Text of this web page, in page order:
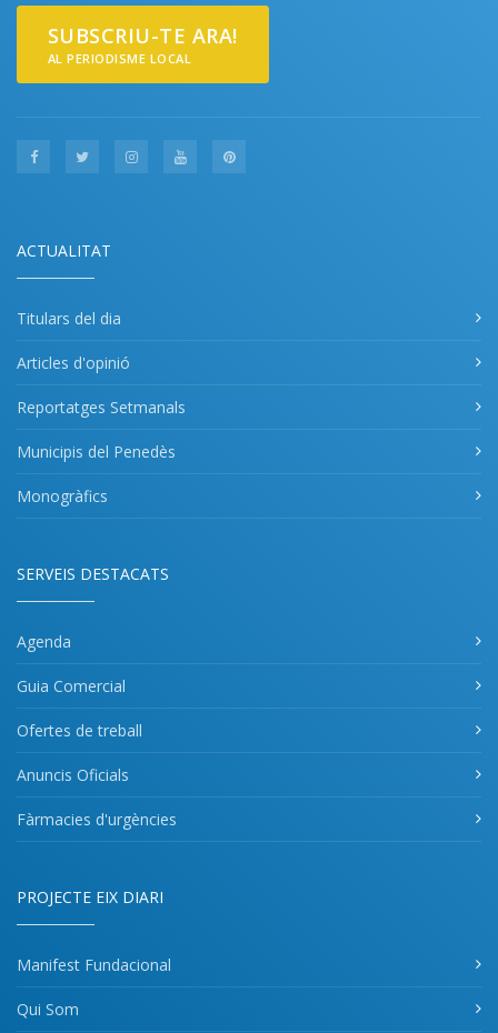
SUBSCRIU-TE ARA!
AL PERIODISME LOCAL
ACTUALITAT
Titulars del dia
Articles d'opinió
Reportatges Setmanals
Municipis del Penedès
Monogràfics
SERVEIS DESTACATS
Agenda
Guia Comercial
Ofertes de treball
Anuncis Oficials
Fàrmacies d'urgències
PROJECTE EIX DIARI
Manifest Fundacional
Qui Som